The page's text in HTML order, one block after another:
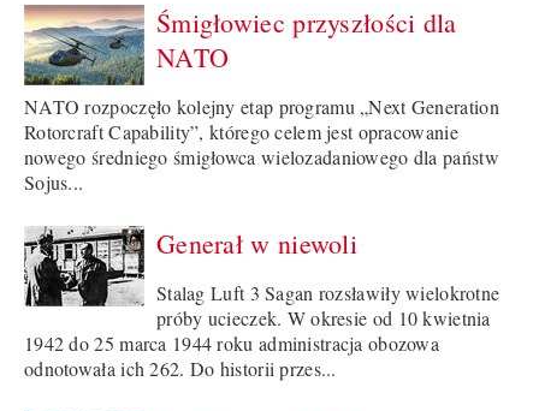
Śmigłowiec przyszłości dla
NATO
NATO rozpoczęło kolejny etap programu „Next Generation
Rotorcraft Capability”, którego celem jest opracowanie
nowego średniego śmigłowca wielozadaniowego dla państw
Sojus...
Generał w niewoli
Stalag Luft 3 Sagan rozsławiły wielokrotne
próby ucieczek. W okresie od 10 kwietnia
1942 do 25 marca 1944 roku administracja obozowa
odnotowała ich 262. Do historii przes...